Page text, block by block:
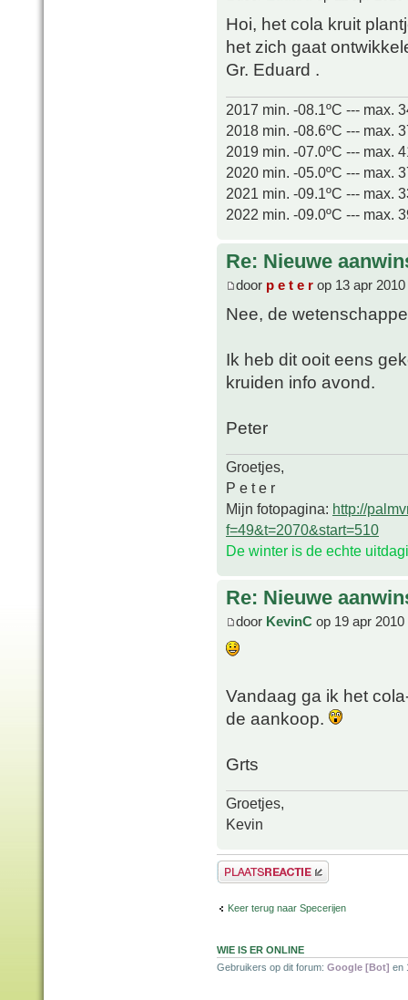
Hoi, het cola kruit
het zich gaat
Gr. Eduard .
2017 min. -08.1ºC --- max.
2018 min. -08.6ºC --- max.
2019 min. -07.0ºC --- max.
2020 min. -05.0ºC --- max.
2021 min. -09.1ºC --- max.
2022 min. -09.0ºC --- max.
Re: Nieuwe
door p e t e r op 13 apr
Nee, de
Ik heb dit ooit eens
kruiden info avond.
Peter
Groetjes,
P e t e r
Mijn fotopagina: http://
f=49&t=2070&start=510
De winter is de echte
Re: Nieuwe
door KevinC op 19 apr 2010
Vandaag ga ik het
de aankoop.
Grts
Groetjes,
Kevin
Plaats een reactie
Keer terug naar Specerijen
WIE IS ER ONLINE
Gebruikers op dit forum: Google [Bot] en